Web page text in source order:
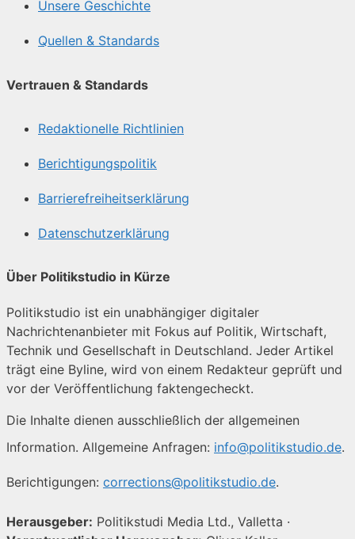
Unsere Geschichte
Quellen & Standards
Vertrauen & Standards
Redaktionelle Richtlinien
Berichtigungspolitik
Barrierefreiheitserklärung
Datenschutzerklärung
Über Politikstudio in Kürze
Politikstudio ist ein unabhängiger digitaler
Nachrichtenanbieter mit Fokus auf Politik, Wirtschaft,
Technik und Gesellschaft in Deutschland. Jeder Artikel
trägt eine Byline, wird von einem Redakteur geprüft und
vor der Veröffentlichung faktengecheckt.
Die Inhalte dienen ausschließlich der allgemeinen
Information. Allgemeine Anfragen: info@politikstudio.de.
Berichtigungen: corrections@politikstudio.de.
Herausgeber: Politikstudi Media Ltd., Valletta ·